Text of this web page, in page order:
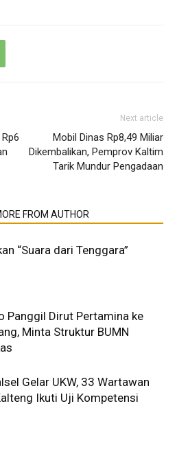
Next article
Mobil Dinas Rp8,49 Miliar
Dikembalikan, Pemprov Kaltim
Tarik Mundur Pengadaan
FROM AUTHOR
“Suara dari Tenggara”
Panggil Dirut Pertamina ke
Minta Struktur BUMN
Gelar UKW, 33 Wartawan
Ikuti Uji Kompetensi